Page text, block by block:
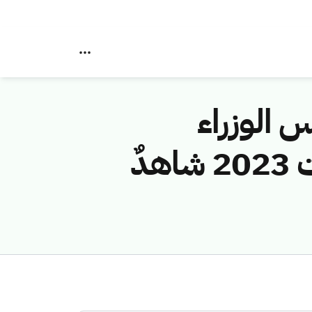
لاستراتيجية قطاع الاتصالات وتقنية المعلومات 2023 شاهدٌ